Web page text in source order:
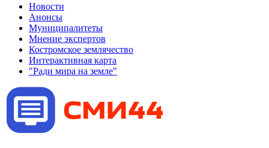
Новости
Анонсы
Муниципалитеты
Мнение экспертов
Костромское землячество
Интерактивная карта
"Ради мира на земле"